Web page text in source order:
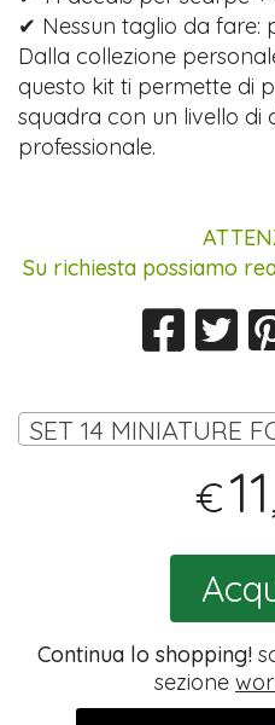
✔ Nessun taglio da fare:
Dalla collezione
questo kit ti permette di
squadra con un livello di
professionale.
Su richiesta possiamo
€11
Continua lo shopping!
sezione